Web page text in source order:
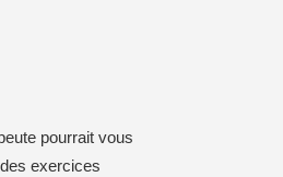
pourrait vous
exercices